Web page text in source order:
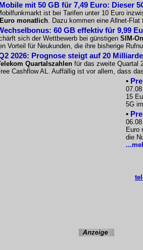
mit 50 GB für 7,49 Euro: Dieser
ist bei Tarifen unter 10 Euro
monatlich. Dazu kommen eine Allnet-Flat
60 GB effektiv für 9,99
sich der Wettbewerb bei günstigen SIM-
Vorteil für Neukunden, die ihre bisherige
2026: Prognose steigt auf 20
Quartalszahlen für das zweite Quartal
Cashflow AL. Auffällig ist vor allem, dass
•
15
5G
•
Euro
die